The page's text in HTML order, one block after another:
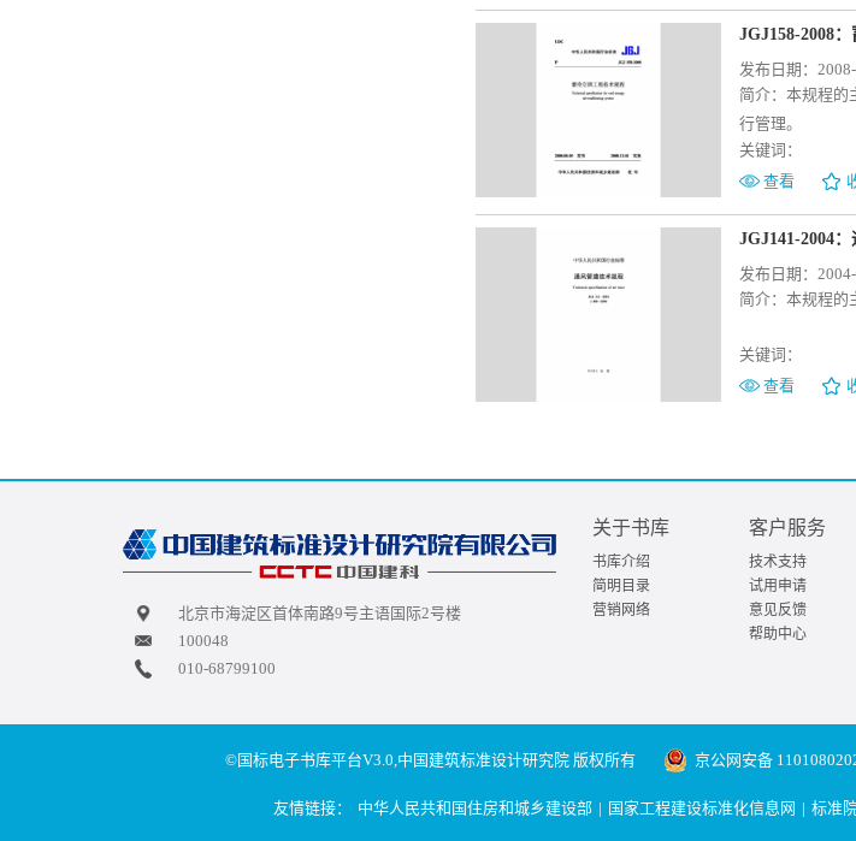
JGJ158-2008
发布日期：
简介： 本规程的
行管理。
关键词：
查看
JGJ141-2004
发布日期：
简介： 本规程的
关键词：
查看
北京市海淀区首体南路9号主语国际2号楼
100048
010-68799100
关于书库
书库介绍
简明目录
营销网络
客户服务
技术支持
试用申请
意见反馈
帮助中心
©国标电子书库平台V3.0,中国建筑标准设计研究院 版权所有 京公网安备
友情链接： 中华人民共和国住房和城乡建设部 | 国家工程建设标准化信息网 | 标准